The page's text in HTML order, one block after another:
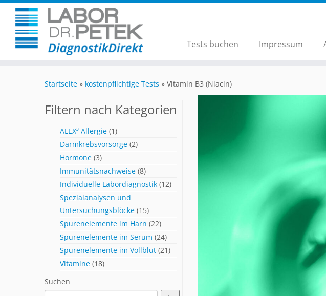
Tests buchen Impressum
Startseite » kostenpflichtige Tests » Vitamin B3 (Niacin)
Filtern nach Kategorien
ALEX³ Allergie (1)
Darmkrebsvorsorge (2)
Hormone (3)
Immunitätsnachweise (8)
Individuelle Labordiagnostik (12)
Spezialanalysen und
Untersuchungsblöcke (15)
Spurenelemente im Harn (22)
Spurenelemente im Serum (24)
Spurenelemente im Vollblut (21)
Vitamine (18)
Suchen